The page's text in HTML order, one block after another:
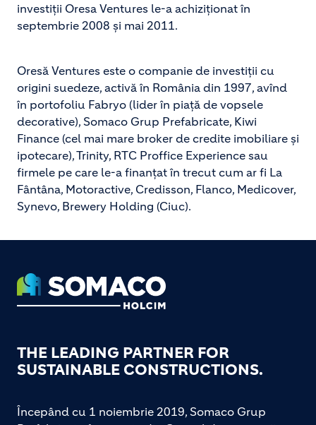
investiții Oresa Ventures le-a achiziționat în
septembrie 2008 și mai 2011.
Oresă Ventures este o companie de investiții cu
origini suedeze, activă în România din 1997, avînd
în portofoliu Fabryo (lider în piață de vopsele
decorative), Somaco Grup Prefabricate, Kiwi
Finance (cel mai mare broker de credite imobiliare și
ipotecare), Trinity, RTC Proffice Experience sau
firmele pe care le-a finanțat în trecut cum ar fi La
Fântâna, Motoractive, Credisson, Flanco, Medicover,
Synevo, Brewery Holding (Ciuc).
Footer
THE LEADING PARTNER FOR
SUSTAINABLE CONSTRUCTIONS.
Începând cu 1 noiembrie 2019, Somaco Grup